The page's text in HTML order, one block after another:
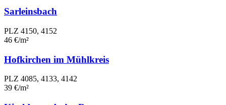
Sarleinsbach
PLZ 4150, 4152
46 €/m²
Hofkirchen im Mühlkreis
PLZ 4085, 4133, 4142
39 €/m²